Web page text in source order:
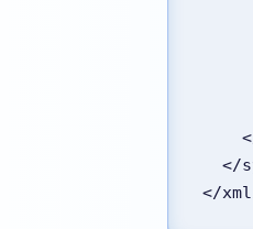
</